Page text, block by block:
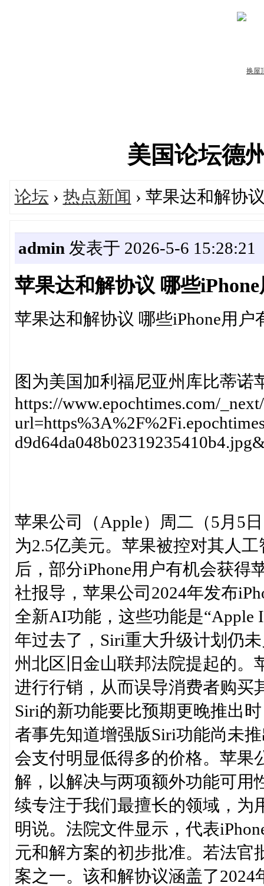
美国论坛德
论坛 › 热点新闻 › 苹果达和解协
admin 发表于 2026-5-6 15:28:21
苹果达和解协议 哪些
苹果达和解协议 哪些iPhone用户
图为美国加利福尼亚州库比蒂诺
https://www.epochtimes.com/
苹果公司（Apple）周二（5月5
为2.5亿美元。苹果被控对其人
后，部分iPhone用户有机会获得
社报导，苹果公司2024年发布
全新AI功能，这些功能是“Apple
年过去了，Siri重大升级计划仍
州北区旧金山联邦法院提起的。
进行行销，从而误导消费者购买
Siri的新功能要比预期更晚推出
者事先知道增强版Siri功能尚未
会支付明显低得多的价格。苹果
解，以解决与两项额外功能可用
续专注于我们最擅长的领域，为
明说。法院文件显示，代表
元和解方案的初步批准。若法官
案之一。该和解协议涵盖了2024